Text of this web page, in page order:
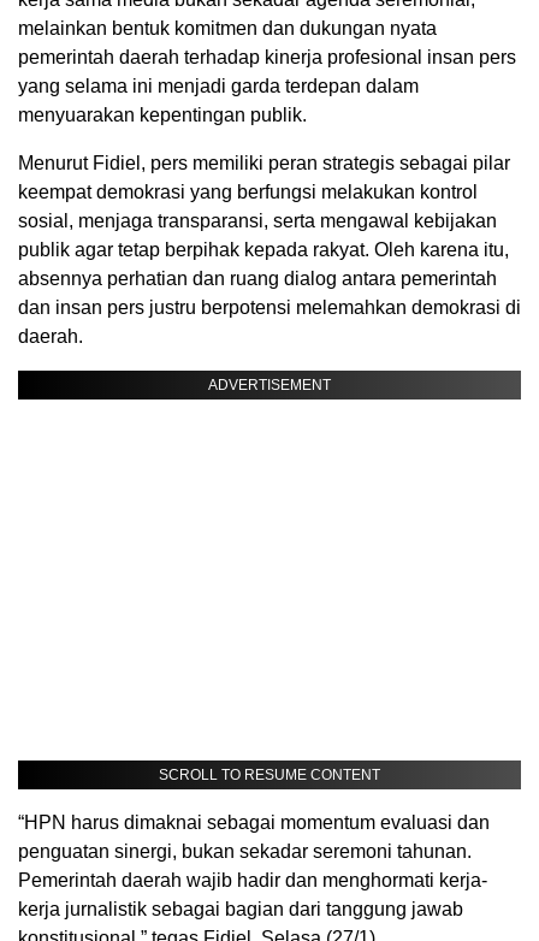
melainkan bentuk komitmen dan dukungan nyata
pemerintah daerah terhadap kinerja profesional insan pers
yang selama ini menjadi garda terdepan dalam
menyuarakan kepentingan publik.
Menurut Fidiel, pers memiliki peran strategis sebagai pilar
keempat demokrasi yang berfungsi melakukan kontrol
sosial, menjaga transparansi, serta mengawal kebijakan
publik agar tetap berpihak kepada rakyat. Oleh karena itu,
absennya perhatian dan ruang dialog antara pemerintah
dan insan pers justru berpotensi melemahkan demokrasi di
daerah.
ADVERTISEMENT
SCROLL TO RESUME CONTENT
“HPN harus dimaknai sebagai momentum evaluasi dan
penguatan sinergi, bukan sekadar seremoni tahunan.
Pemerintah daerah wajib hadir dan menghormati kerja-
kerja jurnalistik sebagai bagian dari tanggung jawab